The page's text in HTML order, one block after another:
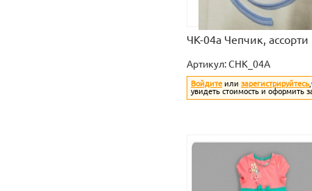
ЧК-04а Чепчик, ассорти
Артикул:CHK_04A
Войдите или зарегистрируйтесь
увидеть стоимость и оформить